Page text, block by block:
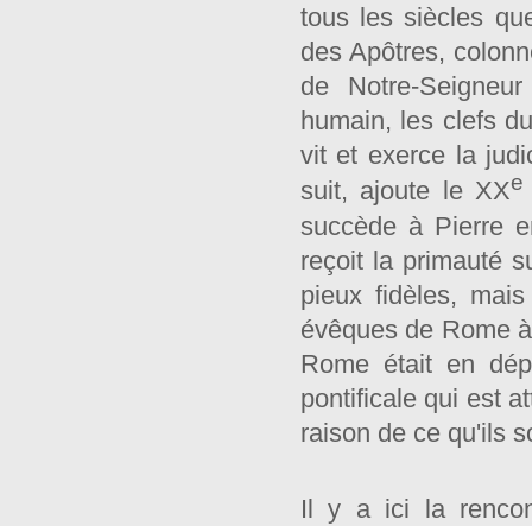
tous les siècles
des Apôtres,
de Notre-
humain, les clefs
vit et exerce la
suit, ajoute le XXe
succède à Pierre
reçoit la primauté
pieux fidèles,
évêques de Rome
Rome était en
pontificale qui est
raison de ce qu'ils
Il y a ici la